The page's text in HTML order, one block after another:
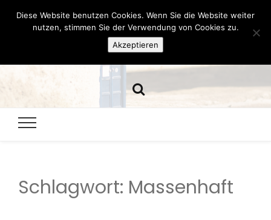
Hazamelistan
Schlagwort: Massenhaft
Diese Website benutzen Cookies. Wenn Sie die Website weiter
nutzen, stimmen Sie der Verwendung von Cookies zu.
Akzeptieren